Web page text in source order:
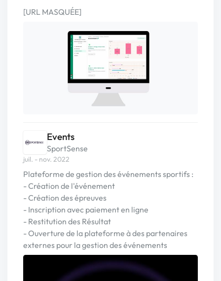
[URL MASQUÉE]
Events
SportSense
juil. - nov. 2022
Plateforme de gestion des événements sportifs :
- Création de l'événement
- Création des épreuves
- Inscription avec paiement en ligne
- Restitution des Résultat
- Ouverture de la plateforme à des partenaires
externes pour la gestion des événements